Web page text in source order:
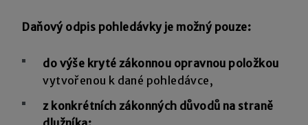
Daňový odpis pohledávky je možný pouze:
do výše kryté zákonnou opravnou položkou
vytvořenou k dané pohledávce,
z konkrétních zákonných důvodů na straně